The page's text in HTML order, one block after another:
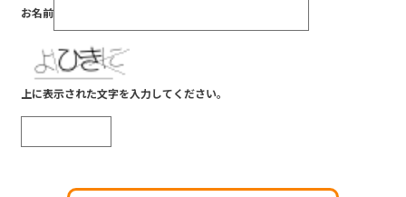
お名前
上に表示された文字を入力してください。